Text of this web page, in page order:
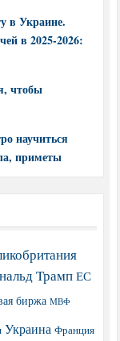
в Украине.
в 2025-2026:
чтобы
научиться
приметы
Трамп ЕС
биржа МВФ
Украина Франция